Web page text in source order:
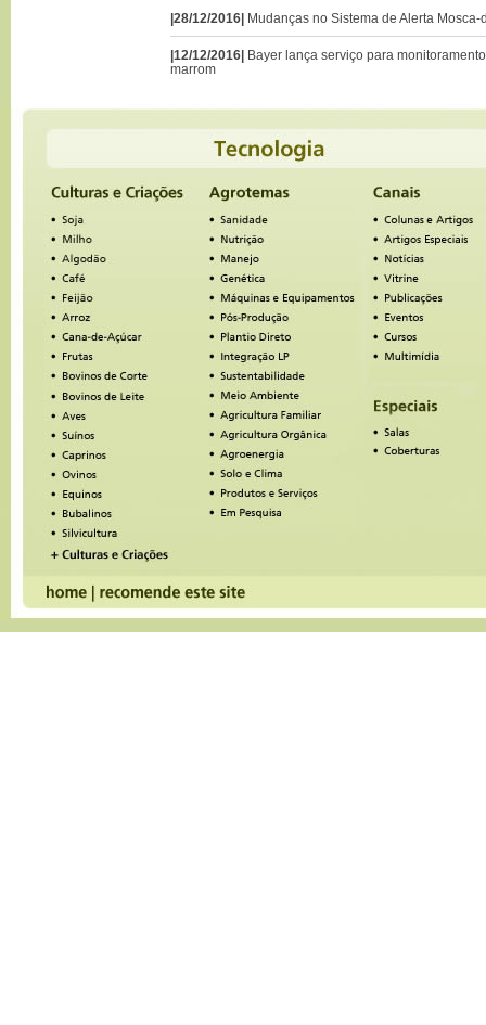
|28/12/2016| Mudanças no Sistema de Alerta Mosca-
|12/12/2016| Bayer lança serviço para
marrom